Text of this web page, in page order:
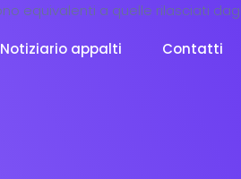
Notiziario appalti Contatti